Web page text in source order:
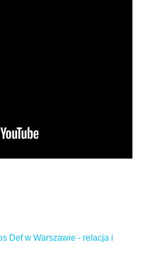
Def w Warszawie - relacja i